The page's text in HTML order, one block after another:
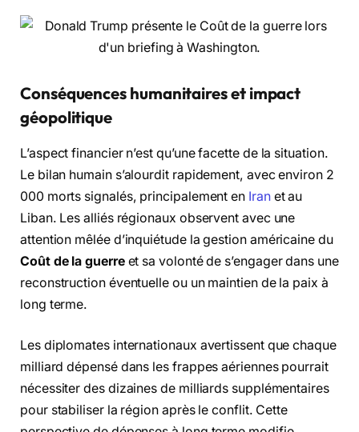
Conséquences humanitaires et impact
géopolitique
L’aspect financier n’est qu’une facette de la situation.
Le bilan humain s’alourdit rapidement, avec environ 2
000 morts signalés, principalement en Iranet au
Liban. Les alliés régionaux observent avec une
attention mêlée d’inquiétude la gestion américaine du
Coût de la guerreet sa volonté de s’engager dans une
reconstruction éventuelle ou un maintien de la paix à
long terme.
Les diplomates internationaux avertissent que chaque
milliard dépensé dans les frappes aériennes pourrait
nécessiter des dizaines de milliards supplémentaires
pour stabiliser la région après le conflit. Cette